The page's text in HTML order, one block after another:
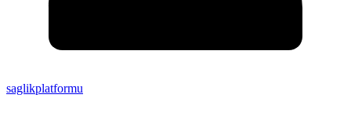
saglikplatformu